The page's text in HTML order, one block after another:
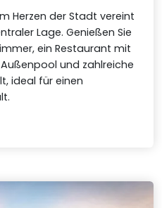
Herzen der Stadt vereint
Lage. Genießen Sie
ein Restaurant mit
und zahlreiche
ideal für einen